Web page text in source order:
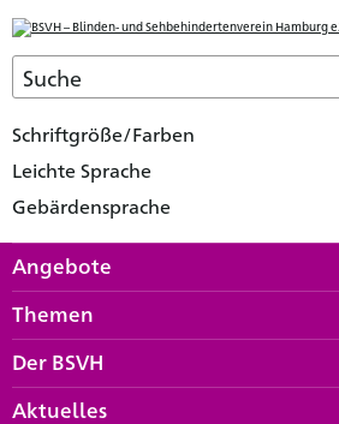
Schriftgröße/Farben
Leichte Sprache
Gebärdensprache
Angebote
Themen
Der BSVH
Aktuelles